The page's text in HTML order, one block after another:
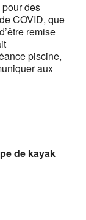
des
COVID, que
remise
piscine,
aux
de kayak